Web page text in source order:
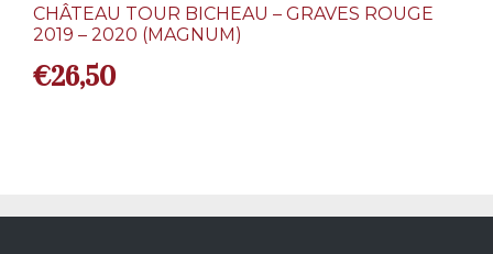
CHÂTEAU TOUR BICHEAU – GRAVES ROUGE
2019 – 2020 (MAGNUM)
€26,50